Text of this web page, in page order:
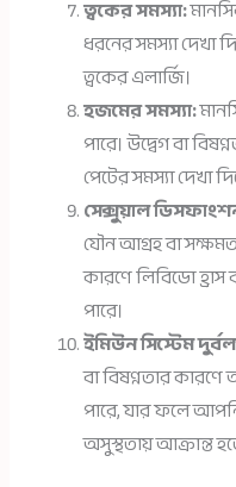
ত্বকের সমস্যা:
ধরনের সমস্যা দেখা
ত্বকের এলার্জি।
হজমের সমস্যা:
পারে। উদ্বেগ বা
পেটের সমস্যা দেখা
সেক্সুয়াল
যৌন আগ্রহ বা
কারণে লিবিডো
পারে।
ইমিউন সিস্টেম
বা বিষণ্নতার
পারে, যার ফলে
অসুস্থতায় আক্রান্ত